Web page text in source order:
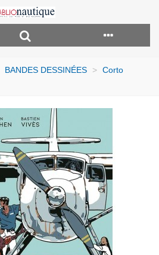
BANDES DESSINÉES > Corto